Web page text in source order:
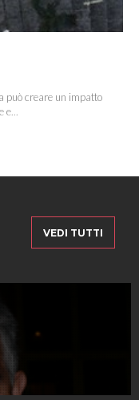
può creare un impatto
e...
VEDI TUTTI